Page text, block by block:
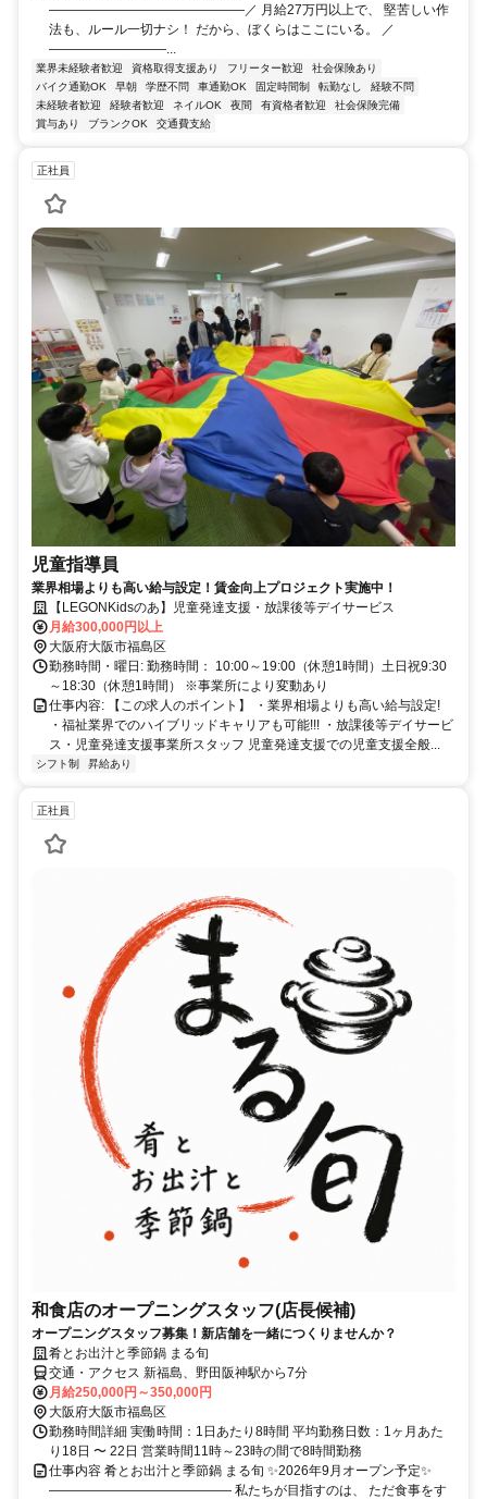
―――――――――――――――／ 月給27万円以上で、 堅苦しい作
法も、ルール一切ナシ！ だから、ぼくらはここにいる。 ／
―――――――――...
業界未経験者歓迎 資格取得支援あり フリーター歓迎
社会保険あり
バイク通勤OK
早朝 学歴不問 車通勤OK 固定時間制 転勤なし
経験不問
未経験者歓迎
経験者歓迎 ネイルOK 夜間 有資格者歓迎
社会保険完備
賞与あり
ブランクOK 交通費支給
正社員
児童指導員
業界相場よりも高い給与設定！賃金向上プロジェクト実施中！
【LEGONKidsのあ】児童発達支援・放課後等デイサービス
月給300,000円以上
大阪府大阪市福島区
勤務時間・曜日: 勤務時間： 10:00～19:00（休憩1時間）土日祝9:30
～18:30（休憩1時間） ※事業所により変動あり
仕事内容: 【この求人のポイント】 ・業界相場よりも高い給与設定!
・福祉業界でのハイブリッドキャリアも可能!!! ・放課後等デイサービ
ス・児童発達支援事業所スタッフ 児童発達支援での児童支援全般...
シフト制 昇給あり
正社員
和食店のオープニングスタッフ(店長候補)
オープニングスタッフ募集！新店舗を一緒につくりませんか？
肴とお出汁と季節鍋 まる旬
交通・アクセス 新福島、野田阪神駅から7分
月給250,000円～350,000円
大阪府大阪市福島区
勤務時間詳細 実働時間：1日あたり8時間 平均勤務日数：1ヶ月あた
り18日 〜 22日 営業時間11時～23時の間で8時間勤務
仕事内容 肴とお出汁と季節鍋 まる旬 ✨2026年9月オープン予定✨
―――――――――――――― 私たちが目指すのは、 ただ食事をす